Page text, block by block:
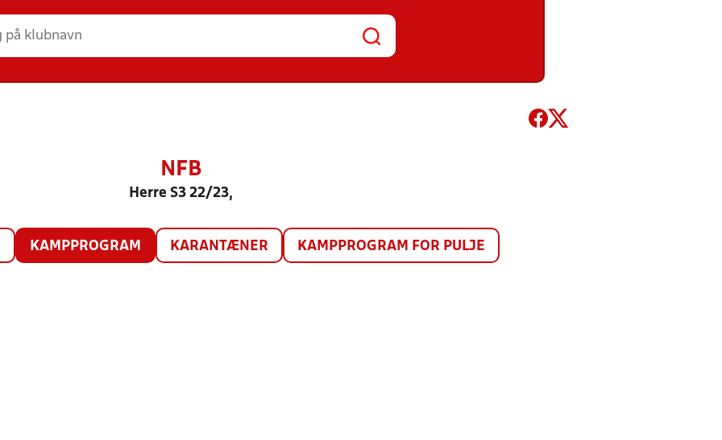
NFB
Herre S3 22/23,
KAMPPROGRAM KARANTÆNER KAMPPROGRAM FOR PULJE